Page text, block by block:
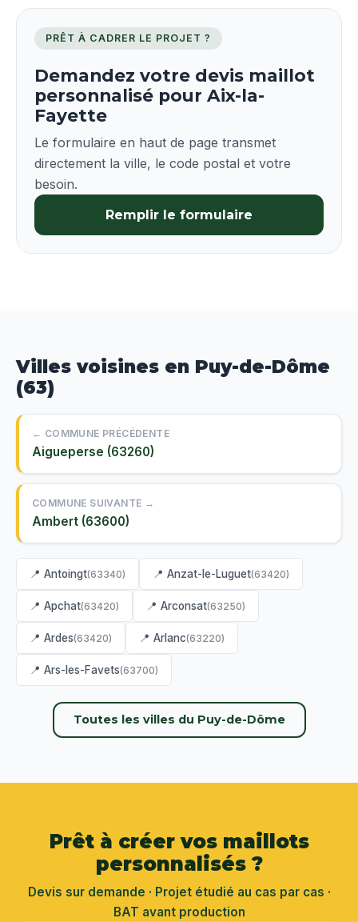
PRÊT À CADRER LE PROJET ?
Demandez votre devis maillot
personnalisé pour Aix-la-
Fayette
Le formulaire en haut de page transmet
directement la ville, le code postal et votre
besoin.
Remplir le formulaire
Villes voisines en Puy-de-Dôme
(63)
← COMMUNE PRÉCÉDENTE
Aigueperse (63260)
COMMUNE SUIVANTE →
Ambert (63600)
📍 Antoingt(63340) 📍 Anzat-le-Luguet(63420)
📍 Apchat(63420) 📍 Arconsat(63250)
📍 Ardes(63420) 📍 Arlanc(63220)
📍 Ars-les-Favets(63700)
Toutes les villes du Puy-de-Dôme
Prêt à créer vos maillots
personnalisés ?
Devis sur demande · Projet étudié au cas par cas ·
BAT avant production